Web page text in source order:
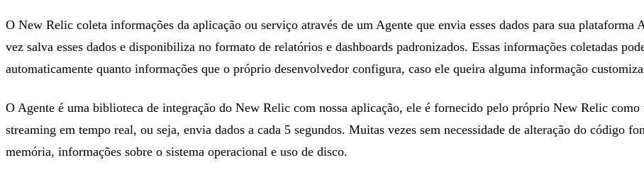
O New Relic coleta informações da aplicação ou serviço através de um Agente que envia esses dados para sua
vez salva esses dados e disponibiliza no formato de relatórios e dashboards padronizados. Essas informações coletadas
automaticamente quanto informações que o próprio desenvolvedor configura, caso ele queira alguma informação
O Agente é uma biblioteca de integração do New Relic com nossa aplicação, ele é fornecido pelo próprio New Relic
streaming em tempo real, ou seja, envia dados a cada 5 segundos. Muitas vezes sem necessidade de alteração do código
memória, informações sobre o sistema operacional e uso de disco.